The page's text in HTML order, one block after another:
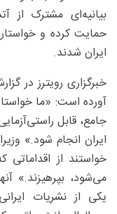
بیانیه‌ای مشترک از
حمایت کرده و خواستار
ایران شدند.
خبرگزاری رویترز در
آورده است: «ما
جامع، قابل
ایران انجام شود.»
خواستند از اقداماتی
می‌شود، بپرهیزند.»
یکی از نشریات